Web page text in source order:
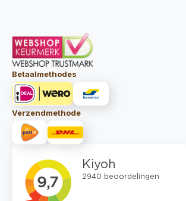
Betaalmethodes
Verzendmethode